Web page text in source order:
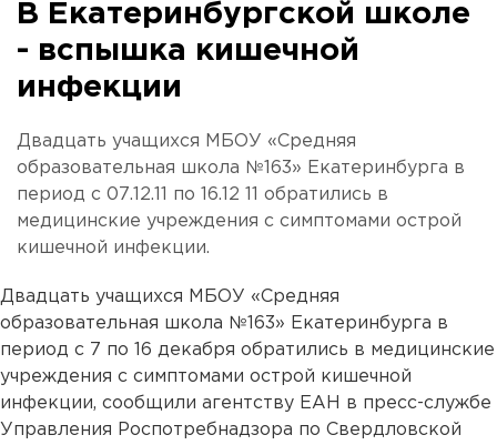
В Екатеринбургской школе
- вспышка кишечной
инфекции
Двадцать учащихся МБОУ «Средняя
образовательная школа №163» Екатеринбурга в
период с 07.12.11 по 16.12 11 обратились в
медицинские учреждения с симптомами острой
кишечной инфекции.
Двадцать учащихся МБОУ «Средняя
образовательная школа №163» Екатеринбурга в
период с 7 по 16 декабря обратились в медицинские
учреждения с симптомами острой кишечной
инфекции, сообщили агентству ЕАН в пресс-службе
Управления Роспотребнадзора по Свердловской